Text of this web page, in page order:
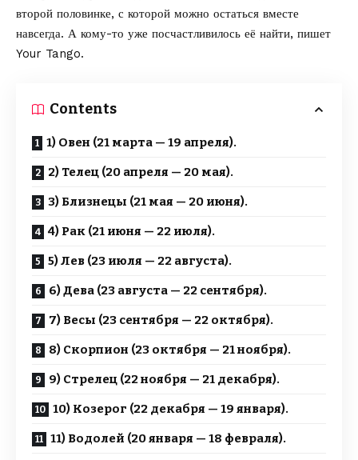
второй половинке, с которой можно остаться вместе
навсегда. А кому-то уже посчастливилось её найти, пишет
Your Tango.
Contents
1) Овен (21 марта — 19 апреля).
2) Телец (20 апреля — 20 мая).
3) Близнецы (21 мая — 20 июня).
4) Рак (21 июня — 22 июля).
5) Лев (23 июля — 22 августа).
6) Дева (23 августа — 22 сентября).
7) Весы (23 сентября — 22 октября).
8) Скорпион (23 октября — 21 ноября).
9) Стрелец (22 ноября — 21 декабря).
10) Козерог (22 декабря — 19 января).
11) Водолей (20 января — 18 февраля).